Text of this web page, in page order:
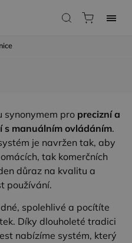
synonymem pro precizní a
s manuálním ovládáním.
je navržen tak, aby
tak komerčních
důraz na kvalitu a
používání.
spolehlivé a pocítíte
Díky dlouholeté tradici
nabízíme systém, který